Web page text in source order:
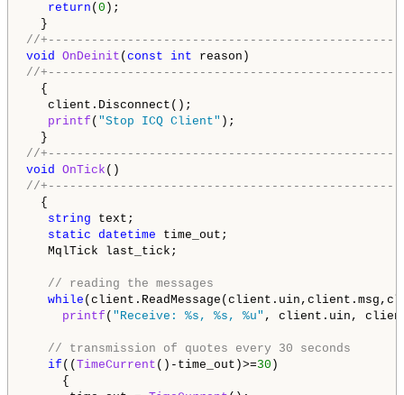
return ( 0 );
//
void OnDeinit ( const int
//
{
client.Disconnect();
printf ( "Stop ICQ Client" );
//
void OnTick
//
{
string text;
static datetime time_out;
MqlTick last_tick;
// reading the messages
while
printf ( "Receive: %s, %s, %u" , client.uin,
// transmission of quotes every 30 seconds
if (( TimeCurrent ()-time_out)>=30 )
{